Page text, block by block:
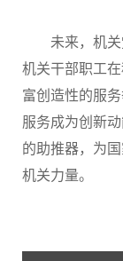
未来，机
机关干部职工
富创造性的服
服务成为创新
的助推器，为
机关力量。